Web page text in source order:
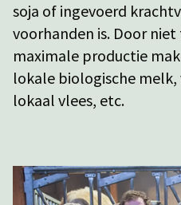
soja of ingevoerd
voorhanden is. Door
maximale productie
lokale biologische
lokaal vlees, etc.